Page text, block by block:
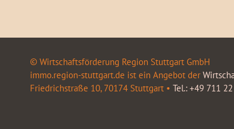
© Wirtschaftsförderung Region Stuttgart GmbH
immo.region-stuttgart.de ist ein Angebot der
Friedrichstraße 10, 70174 Stuttgart • Tel.: +49 711